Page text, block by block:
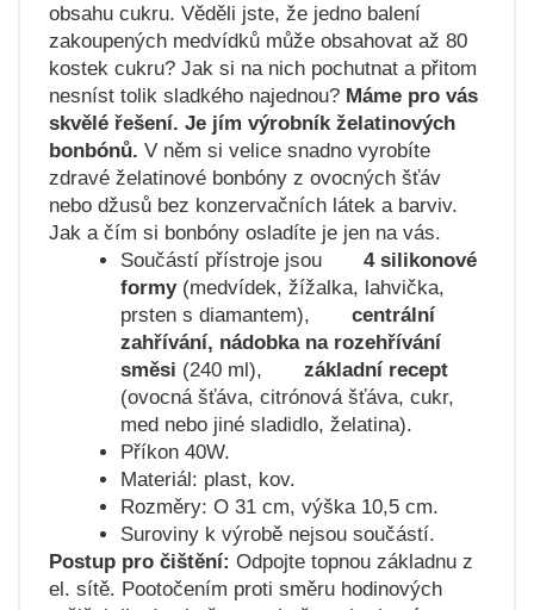
obsahu cukru. Věděli jste, že jedno balení
zakoupených medvídků může obsahovat až 80
kostek cukru? Jak si na nich pochutnat a přitom
nesníst tolik sladkého najednou? Máme pro vás
skvělé řešení. Je jím výrobník želatinových
bonbónů. V něm si velice snadno vyrobíte
zdravé želatinové bonbóny z ovocných šťáv
nebo džusů bez konzervačních látek a barviv.
Jak a čím si bonbóny osladíte je jen na vás.
Součástí přístroje jsou
4 silikonové
formy(medvídek, žížalka, lahvička,
prsten s diamantem),
centrální
zahřívání, nádobka na rozehřívání
směsi (240 ml),
základní recept
(ovocná šťáva, citrónová šťáva, cukr,
med nebo jiné sladidlo, želatina).
Příkon 40W.
Materiál: plast, kov.
Rozměry: O 31 cm, výška 10,5 cm.
Suroviny k výrobě nejsou součástí.
Postup pro čištění: Odpojte topnou základnu z
el. sítě. Pootočením proti směru hodinových